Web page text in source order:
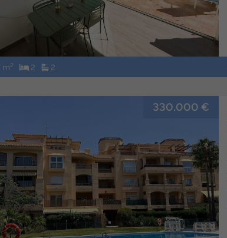
m2 2 2
330.000 €